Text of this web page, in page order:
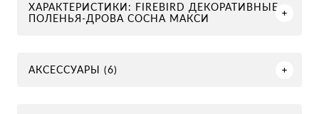
ХАРАКТЕРИСТИКИ: FIREBIRD ДЕКОРАТИВНЫЕ
ПОЛЕНЬЯ-ДРОВА СОСНА МАКСИ
АКСЕССУАРЫ (6)